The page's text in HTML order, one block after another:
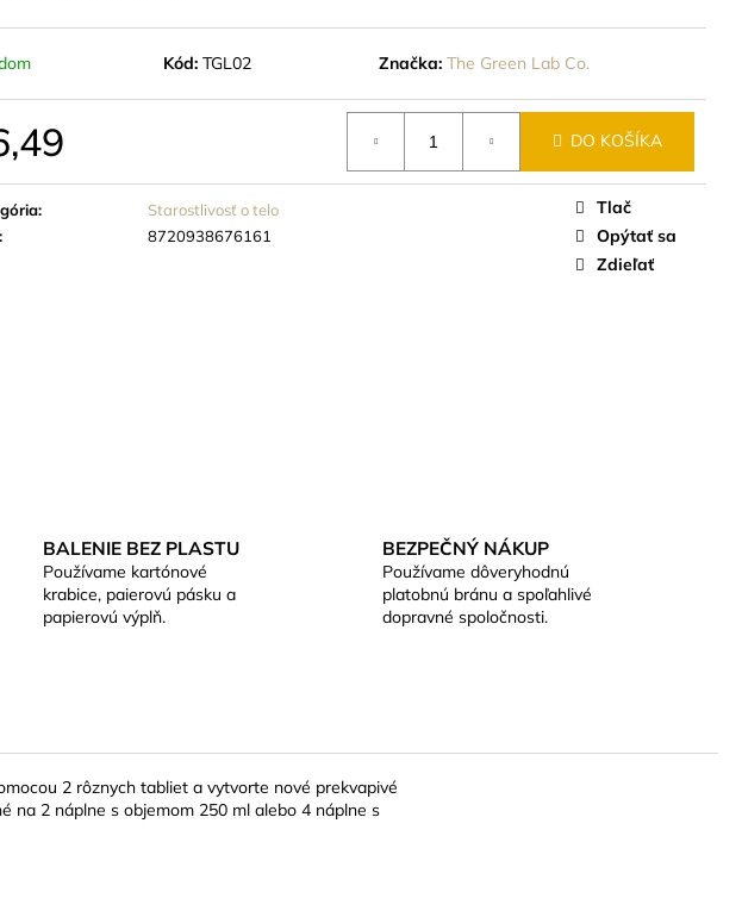
Kód: TGL02 Značka:The Green Lab Co.
DO KOŠÍKA
:
Starostlivosť o telo
: 8720938676161
Tlač
Opýtať sa
Zdieľať
BALENIE BEZ PLASTU
Používame kartónové
krabice, paierovú pásku a
papierovú výplň.
BEZPEČNÝ NÁKUP
Používame dôveryhodnú
platobnú bránu a spoľahlivé
dopravné spoločnosti.
2 rôznych tabliet a vytvorte nové prekvapivé
na 2 náplne s objemom 250 ml alebo 4 náplne s